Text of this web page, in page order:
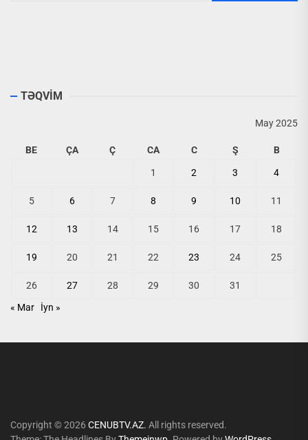
TƏQVİM
May 2025
BE ÇA Ç CA C Ş B
1 2 3 4
5 6 7 8 9 10 11
12 13 14 15 16 17 18
19 20 21 22 23 24 25
26 27 28 29 30
31
« Mar
İyn »
Copyright © 2026 CENUBTV.AZ. All rights reserved.